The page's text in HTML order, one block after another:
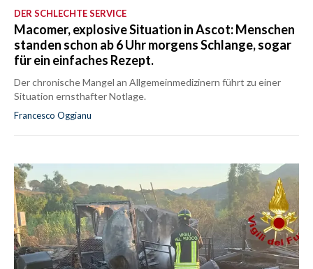
DER SCHLECHTE SERVICE
Macomer, explosive Situation in Ascot: Menschen
standen schon ab 6 Uhr morgens Schlange, sogar
für ein einfaches Rezept.
Der chronische Mangel an Allgemeinmedizinern führt zu einer
Situation ernsthafter Notlage.
Francesco Oggianu